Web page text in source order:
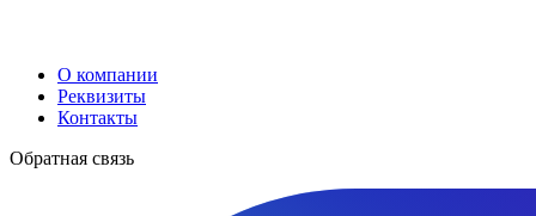
О компании
Реквизиты
Контакты
Обратная связь